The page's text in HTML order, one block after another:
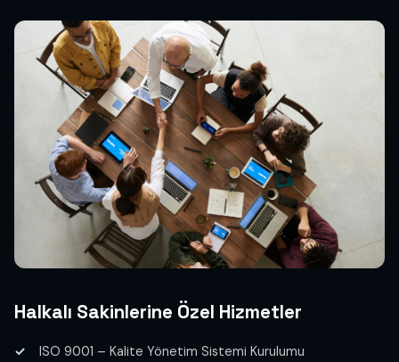
Halkalı Sakinlerine Özel Hizmetler
ISO 9001 – Kalite Yönetim Sistemi Kurulumu